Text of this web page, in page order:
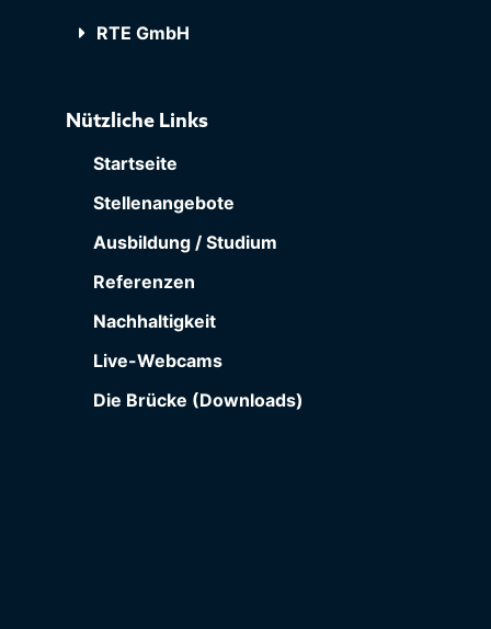
RTE GmbH
Nützliche Links
Startseite
Stellenangebote
Ausbildung / Studium
Referenzen
Nachhaltigkeit
Live-Webcams
Die Brücke (Downloads)